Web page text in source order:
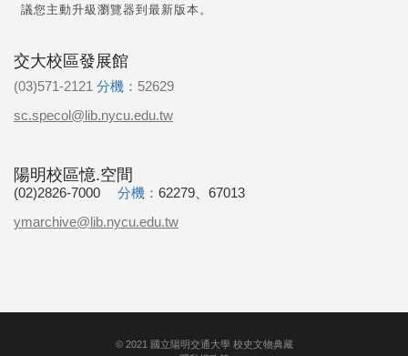
議您主動升級瀏覽器到最新版本。
交大校區發展館
(03)571-2121 分機： 52629
sc.specol@lib.nycu.edu.tw
陽明校區憶.空間
(02)2826-7000 分機： 62279、67013
ymarchive@lib.nycu.edu.tw
© 2021 國立陽明交通大學 校史文物典藏